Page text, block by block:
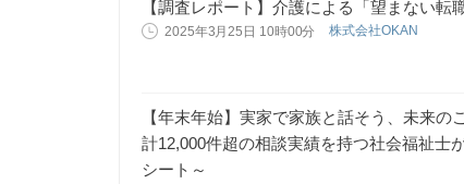
【調査レポート】介護による「望まない転
2025年3月25日 10時00分 株式会社OKAN
【年末年始】実家で家族と話そう、未来
計12,000件超の相談実績を持つ社会福祉士
シート～